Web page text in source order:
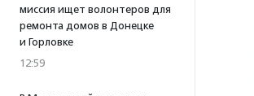
миссия ищет волонтеров для
ремонта домов в Донецке
и Горловке
12:59